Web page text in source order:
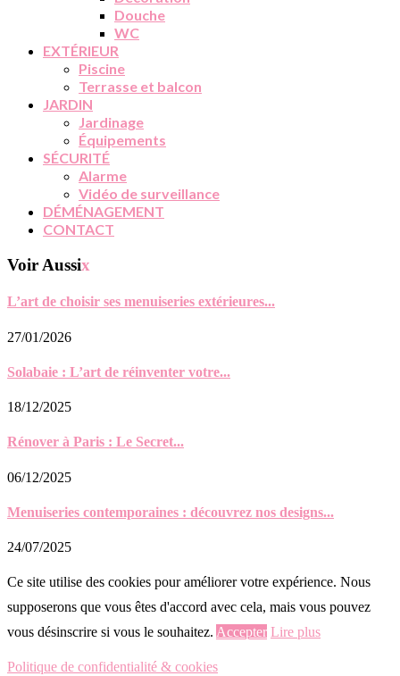
Douche
WC
EXTÉRIEUR
Piscine
Terrasse et balcon
JARDIN
Jardinage
Équipements
SÉCURITÉ
Alarme
Vidéo de surveillance
DÉMÉNAGEMENT
CONTACT
Voir Aussix
L’art de choisir ses menuiseries extérieures...
27/01/2026
Solabaie : L’art de réinventer votre...
18/12/2025
Rénover à Paris : Le Secret...
06/12/2025
Menuiseries contemporaines : découvrez nos designs...
24/07/2025
Ce site utilise des cookies pour améliorer votre expérience. Nous
supposerons que vous êtes d'accord avec cela, mais vous pouvez
vous désinscrire si vous le souhaitez. Accepter Lire plus
Politique de confidentialité & cookies